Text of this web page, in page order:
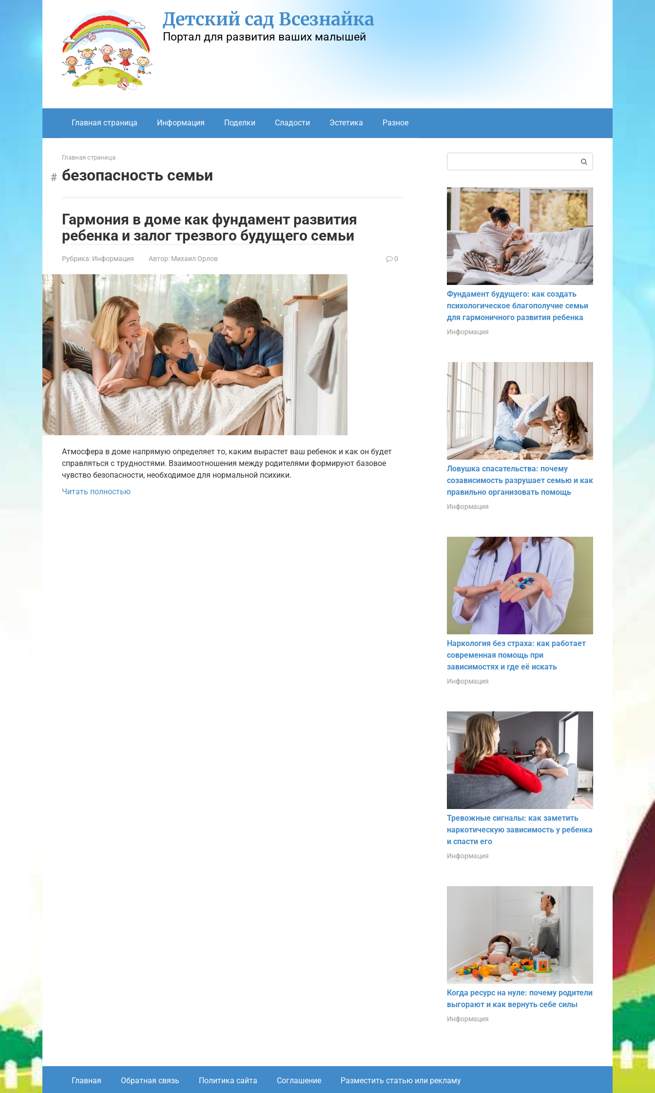
Детский сад Всезнайка
Портал для развития ваших малышей
Главная страница Информация Поделки Сладости Эстетика Разное
Главная страница
безопасность семьи
Гармония в доме как фундамент развития
ребенка и залог трезвого будущего семьи
Рубрика: Информация Автор: Михаил Орлов 0
Атмосфера в доме напрямую определяет то, каким вырастет ваш ребенок и как он будет
справляться с трудностями. Взаимоотношения между родителями формируют базовое
чувство безопасности, необходимое для нормальной психики.
Читать полностью
Фундамент будущего: как создать
психологическое благополучие семьи
для гармоничного развития ребенка
Информация
Ловушка спасательства: почему
созависимость разрушает семью и как
правильно организовать помощь
Информация
Наркология без страха: как работает
современная помощь при
зависимостях и где её искать
Информация
Тревожные сигналы: как заметить
наркотическую зависимость у ребенка
и спасти его
Информация
Когда ресурс на нуле: почему родители
выгорают и как вернуть себе силы
Информация
Главная Обратная связь Политика сайта Соглашение Разместить статью или рекламу